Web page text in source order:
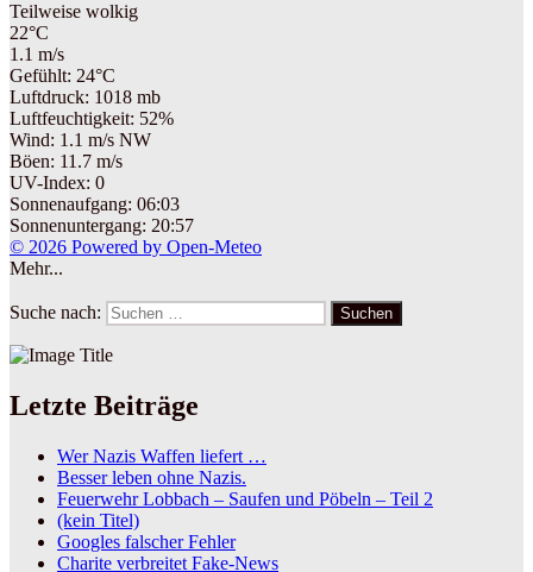
Teilweise wolkig
22°C
1.1 m/s
Gefühlt: 24°C
Luftdruck: 1018 mb
Luftfeuchtigkeit: 52%
Wind: 1.1 m/s NW
Böen: 11.7 m/s
UV-Index: 0
Sonnenaufgang: 06:03
Sonnenuntergang: 20:57
© 2026 Powered by Open-Meteo
Mehr...
Suche nach: Suchen
Letzte Beiträge
Wer Nazis Waffen liefert …
Besser leben ohne Nazis.
Feuerwehr Lobbach – Saufen und Pöbeln – Teil 2
(kein Titel)
Googles falscher Fehler
Charite verbreitet Fake-News